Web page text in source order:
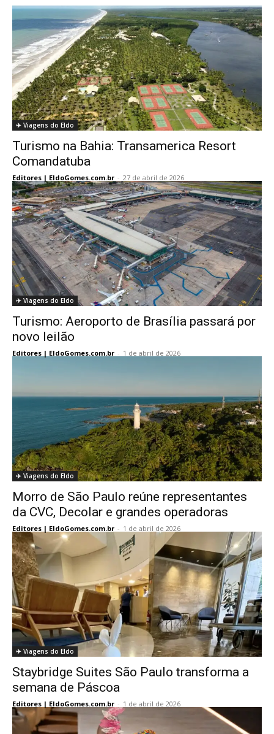
✈️ Viagens do Eldo
Turismo na Bahia: Transamerica Resort
Comandatuba
Editores | EldoGomes.com.br - 27 de abril de 2026
✈️ Viagens do Eldo
Turismo: Aeroporto de Brasília passará por
novo leilão
Editores | EldoGomes.com.br - 1 de abril de 2026
✈️ Viagens do Eldo
Morro de São Paulo reúne representantes
da CVC, Decolar e grandes operadoras
Editores | EldoGomes.com.br - 1 de abril de 2026
✈️ Viagens do Eldo
Staybridge Suites São Paulo transforma a
semana de Páscoa
Editores | EldoGomes.com.br - 1 de abril de 2026